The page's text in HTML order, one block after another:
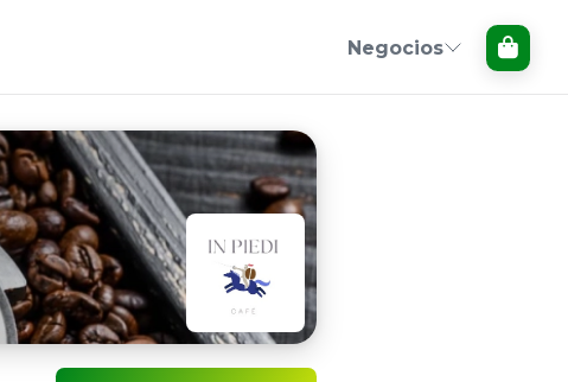
Negocios